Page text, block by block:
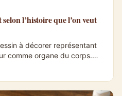
l’histoire que l’on veut
à décorer représentant
comme organe du corps.